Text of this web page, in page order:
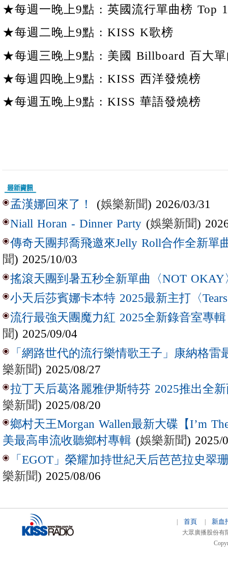
★每週一晚上9點 : 英國流行單曲榜 Top
★每週二晚上9點 : KISS K歌榜
★每週三晚上9點 : 美國 Billboard 百大
★每週四晚上9點 : KISS 西洋發燒榜
★每週五晚上9點 : KISS 華語發燒榜
孟漢娜回來了！ (娛樂新聞) 2026/03/31
Niall Horan - Dinner Party (娛樂新聞)
傳奇天團邦喬飛邀來Jelly Roll合作全新單
聞) 2025/10/03
搖滾天團到暑五秒全新單曲〈NOT OKAY
小天后莎賓娜卡本特 2025最新主打〈
流行最強天團魔力紅 2025全新錄音室專
聞) 2025/09/04
「網路世代的流行樂情歌王子」康納格雷
樂新聞) 2025/08/27
拉丁天后葛洛麗雅伊斯特芬 2025推出全新
樂新聞) 2025/08/20
鄉村天王Morgan Wallen最新大碟【I’m
美最高串流收聽鄉村專輯 (娛樂新聞) 2025/
「EGOT」榮耀加持世紀天后芭芭拉史翠
樂新聞) 2025/08/06
| 首頁| 新血
大眾廣播股份有